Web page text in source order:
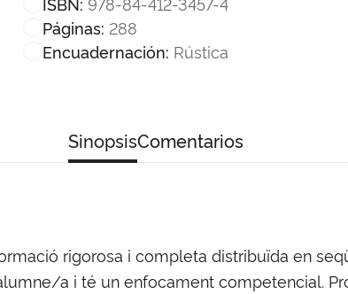
Páginas: 288
Encuadernación: Rústica
SinopsisComentarios
rigorosa i completa distribuïda en
a i té un enfocament competencial.